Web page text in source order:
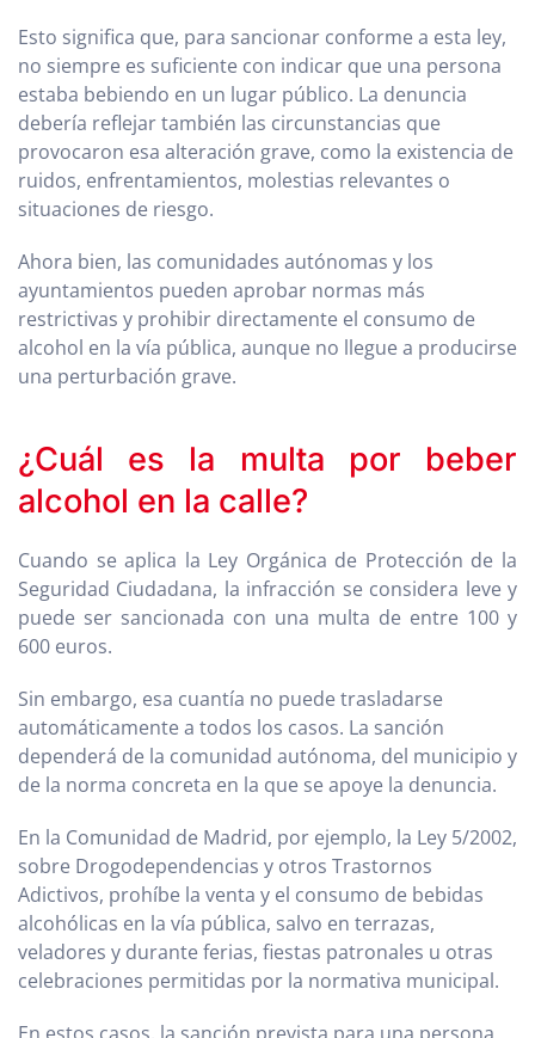
Esto significa que, para sancionar conforme a esta ley,
no siempre es suficiente con indicar que una persona
estaba bebiendo en un lugar público. La denuncia
debería reflejar también las circunstancias que
provocaron esa alteración grave, como la existencia de
ruidos, enfrentamientos, molestias relevantes o
situaciones de riesgo.
Ahora bien, las comunidades autónomas y los
ayuntamientos pueden aprobar normas más
restrictivas y prohibir directamente el consumo de
alcohol en la vía pública, aunque no llegue a producirse
una perturbación grave.
¿Cuál es la multa por beber
alcohol en la calle?
Cuando se aplica la Ley Orgánica de Protección de la
Seguridad Ciudadana, la infracción se considera leve y
puede ser sancionada con una multa de entre 100 y
600 euros.
Sin embargo, esa cuantía no puede trasladarse
automáticamente a todos los casos. La sanción
dependerá de la comunidad autónoma, del municipio y
de la norma concreta en la que se apoye la denuncia.
En la Comunidad de Madrid, por ejemplo, la Ley 5/2002,
sobre Drogodependencias y otros Trastornos
Adictivos, prohíbe la venta y el consumo de bebidas
alcohólicas en la vía pública, salvo en terrazas,
veladores y durante ferias, fiestas patronales u otras
celebraciones permitidas por la normativa municipal.